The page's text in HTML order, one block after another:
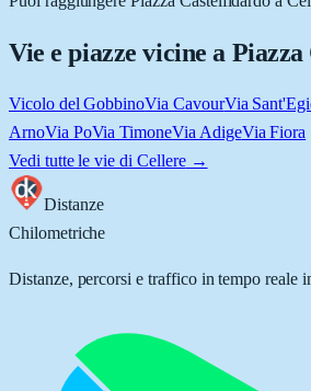
Vie e piazze vicine a
Vicolo del GobbinoVia CavourVia
ArnoVia PoVia TimoneVia AdigeVia Fiora
Vedi tutte le vie di Cellere→
Distanze
Chilometriche
Distanze, percorsi e traffico in tempo reale